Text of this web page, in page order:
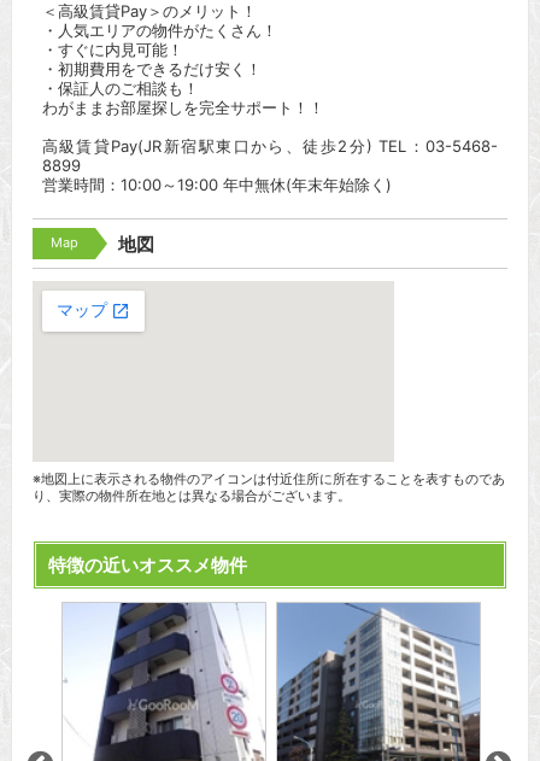
＜高級賃貸Pay＞のメリット！
・人気エリアの物件がたくさん！
・すぐに内見可能！
・初期費用をできるだけ安く！
・保証人のご相談も！
わがままお部屋探しを完全サポート！！
高級賃貸Pay(JR新宿駅東口から、徒歩2分) TEL：03-5468-
8899
営業時間：10:00～19:00 年中無休(年末年始除く)
Map 地図
※地図上に表示される物件のアイコンは付近住所に所在することを表すものであ
り、実際の物件所在地とは異なる場合がございます。
特徴の近いオススメ物件